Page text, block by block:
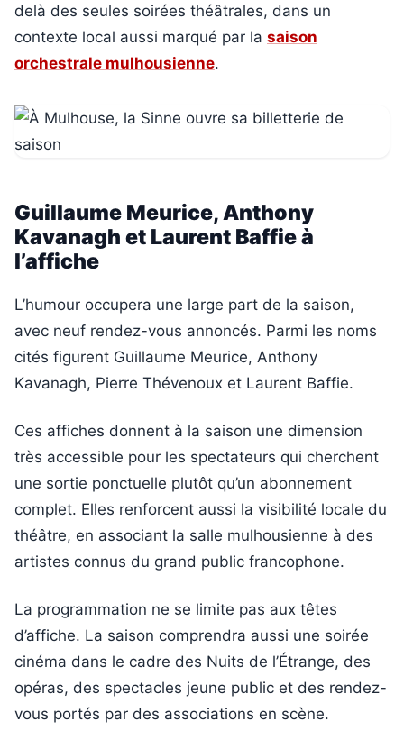
delà des seules soirées théâtrales, dans un
contexte local aussi marqué par la saison
orchestrale mulhousienne.
Guillaume Meurice, Anthony
Kavanagh et Laurent Baffie à
l’affiche
L’humour occupera une large part de la saison,
avec neuf rendez-vous annoncés. Parmi les noms
cités figurent Guillaume Meurice, Anthony
Kavanagh, Pierre Thévenoux et Laurent Baffie.
Ces affiches donnent à la saison une dimension
très accessible pour les spectateurs qui cherchent
une sortie ponctuelle plutôt qu’un abonnement
complet. Elles renforcent aussi la visibilité locale du
théâtre, en associant la salle mulhousienne à des
artistes connus du grand public francophone.
La programmation ne se limite pas aux têtes
d’affiche. La saison comprendra aussi une soirée
cinéma dans le cadre des Nuits de l’Étrange, des
opéras, des spectacles jeune public et des rendez-
vous portés par des associations en scène.